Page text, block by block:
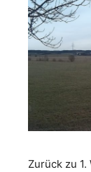
Zurück zu